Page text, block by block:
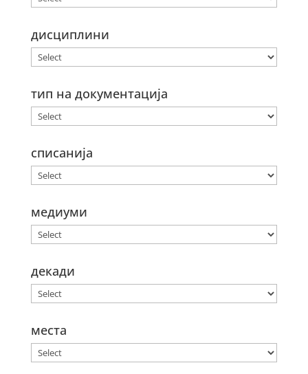
дисциплини
тип на документација
списанија
медиуми
декади
места